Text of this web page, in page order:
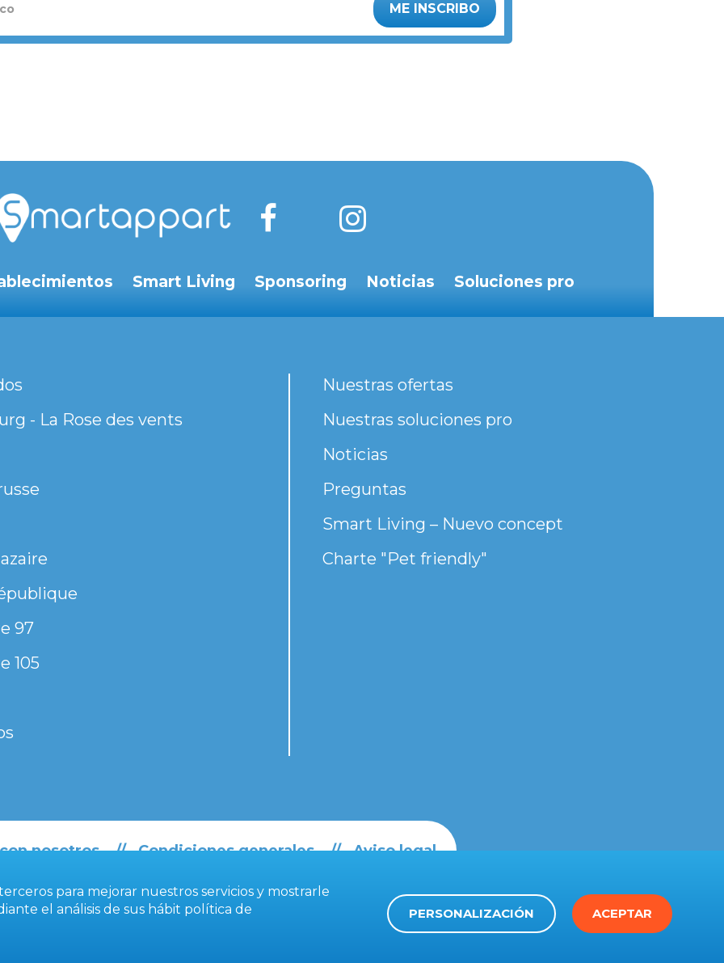
ME INSCRIBO
Smart Living Sponsoring Noticias Soluciones pro
- La Rose des vents
97
105
Nuestras ofertas
Nuestras soluciones pro
Noticias
Preguntas
Smart Living – Nuevo concept
Charte "Pet friendly"
nosotros Condiciones generales Aviso legal
para mejorar nuestros servicios y mostrarle
el análisis de sus hábit política de PERSONALIZACIÓN ACEPTAR